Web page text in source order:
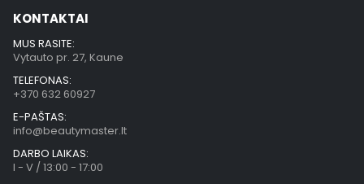
Vytauto pr. 27, Kaune
+370 632 60927
E-PAŠTAS:
info@beautymaster.lt
I - V / 13:00 - 17:00